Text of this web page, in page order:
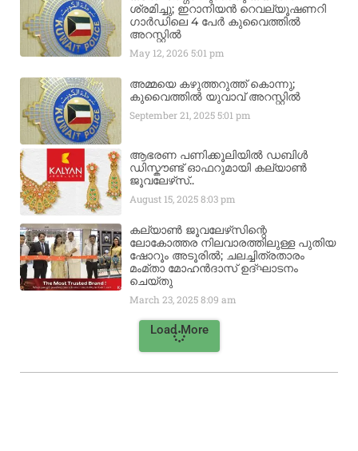
ശ്രമിച്ചു; ഇറാനിയൻ റെവല്യൂഷണറി
ഗാർഡിലെ 4 പേർ കുവൈത്തിൽ
അറസ്റ്റിൽ
May 12, 20265:01 pm
അമ്മയെ കഴുത്തറുത്ത് കൊന്നു;
കുവൈത്തിൽ യുവാവ് അറസ്റ്റിൽ
September 21, 20255:01 pm
ആഭരണ പണിക്കൂലിയിൽ ഡബിൾ
ഡിസ്കൗണ്ട് ഓഫറുമായി കല്യാൺ
ജൂവലേഴ്‌സ്..
August 15, 20258:03 pm
കല്യാൺ ജൂവലേഴ്‌സിന്റെ
ലോകോത്തര നിലവാരത്തിലുള്ള പുതിയ
ഷോറൂം അടൂരിൽ; ചലച്ചിത്രതാരം
മംമ്താ മോഹൻദാസ് ഉദ്ഘാടനം
ചെയ്‌തു
March 23, 20258:09 am
Load More